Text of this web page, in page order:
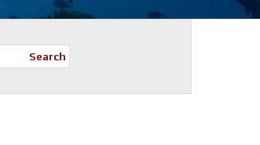
Search